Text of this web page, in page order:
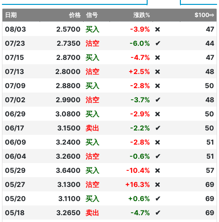
日期 价格 信号 涨跌% $100⇨
08/03 2.5700 买入 -3.9% ❌
47
07/23
2.7350 沽空 -6.0% ✔
44
07/15
2.8700 买入 -4.7% ❌
47
07/13
2.8000 沽空 +2.5% ❌
48
07/09
2.8800 买入 -2.8% ❌
50
07/02
2.9900 沽空 -3.7% ✔
48
06/29
3.0800 买入 -2.9% ❌
50
06/17
3.1500 卖出 -2.2% ✔
50
06/09
3.2400 买入 -2.8% ❌
51
06/04
3.2600 沽空 -0.6% ✔
51
05/29
3.6400 买入 -10.4% ❌
57
05/27
3.1300 沽空 +16.3% ❌
69
05/20
3.1100 买入 +0.6% ✔
69
05/18
3.2650 卖出 -4.7% ✔
69